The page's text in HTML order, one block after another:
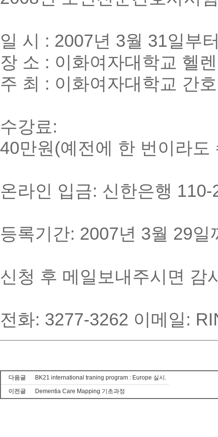
일 시 : 2007년 3월 31일부
장 소 : 이화여자대학교 헬
주 최 : 이화여자대학교 간
수강료:
40만원(예전에 한 번이라
온라인 입금: 신한은행
등록기간: 2007년 3월 29일
신청 후 메일보내주시면 감
전화: 3277-3262 이메일:
다음글
BK21 international traning program : Europe 실시.
이전글
Dementia Care Mapping 기초과정